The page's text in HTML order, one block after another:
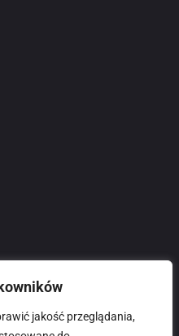
jakość przeglądania,